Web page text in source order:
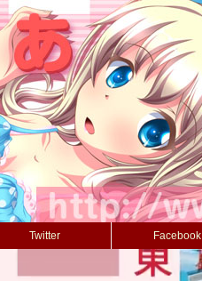
Twitter Facebook